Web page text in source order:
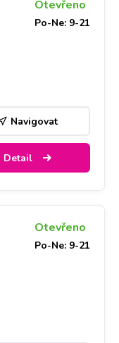
Otevřeno
Po-Ne: 9-21
Navigovat
Detail
Otevřeno
Po-Ne: 9-21